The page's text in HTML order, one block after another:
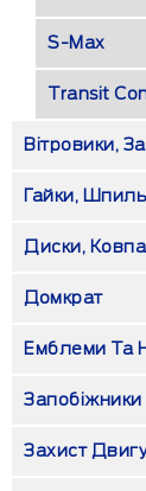
S-Max
Transit
Вітровики,
Гайки,
Диски,
Домкрат
Емблеми Та
Запобіжники
Захист